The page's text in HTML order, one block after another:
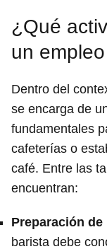
¿Qué
un
Dentro del
se encarga de
fundamentales
cafeterías o
café. Entre las
encuentran:
Preparación de
barista debe